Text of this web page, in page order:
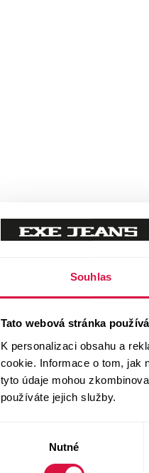
Souhlas
Tato webová stránka
K personalizaci obsahu a
cookie. Informace o tom, jak
tyto údaje mohou
používáte jejich služby.
Nutné